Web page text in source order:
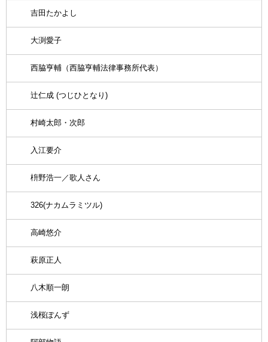
吉田たかよし
大渕愛子
西脇亨輔（西脇亨輔法律事務所代表）
辻仁成 (つじひとなり)
村崎太郎・次郎
入江要介
枡野浩一／歌人さん
326(ナカムラミツル)
高崎悠介
萩原正人
八木順一朗
浅桜ぽんず